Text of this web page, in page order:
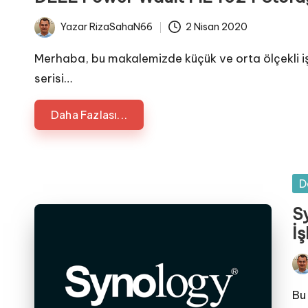
Posted
by
Yazar RizaSahaN66 2 Nisan 2020
Merhaba, bu makalemizde küçük ve orta ölçekli
serisi…
Daha Fazlası...
by